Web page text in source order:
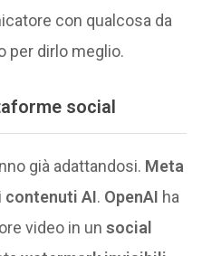
con qualcosa da
per dirlo meglio.
social
già adattandosi. Meta
contenuti AI. OpenAI ha
video in unsocial